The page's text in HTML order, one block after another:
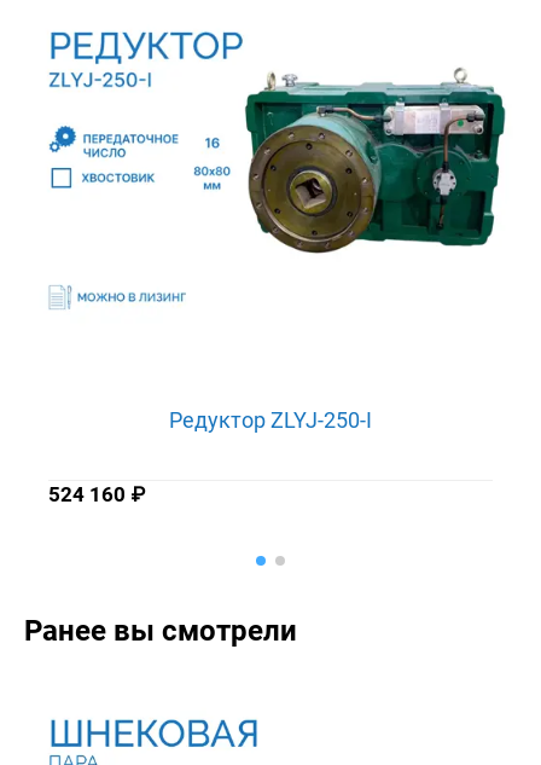
Редуктор ZLYJ-250-I
524 160 ₽
Ранее вы смотрели